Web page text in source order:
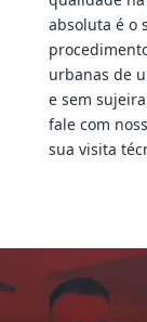
absoluta é o
urbanas de
e sem
fale com
sua visita